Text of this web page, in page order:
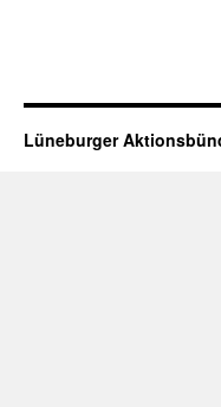
Lüneburger